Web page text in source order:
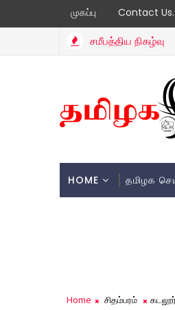
முகப்பு Contact Us.
சமீபத்திய நிகழ்வு
HOME தமிழக
Home சிதம்பரம்